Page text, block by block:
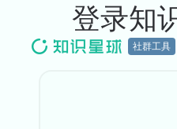
社群工具
登录知